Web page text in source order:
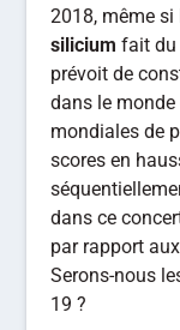
2018, même
silicium fait du
prévoit de
dans le monde
mondiales de
scores en
dans ce
par rapport
Serons-nous
19 ?